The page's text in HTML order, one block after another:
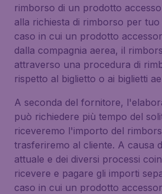
rimborso di un prodotto
alla richiesta di rimborso per
caso in cui un prodotto
dalla compagnia aerea, il
attraverso una procedura di
rispetto al biglietto o ai biglietti
A seconda del fornitore,
può richiedere più tempo del
riceveremo l'importo del
trasferiremo al cliente. A causa
attuale e dei diversi processi
ricevere e pagare gli importi
caso in cui un prodotto